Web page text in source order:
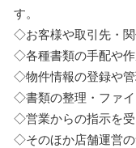
す。
◇お客様や取引先・
◇各種書類の手配や
◇物件情報の登録や
◇書類の整理・ファ
◇営業からの指示を
◇そのほか店舗運営